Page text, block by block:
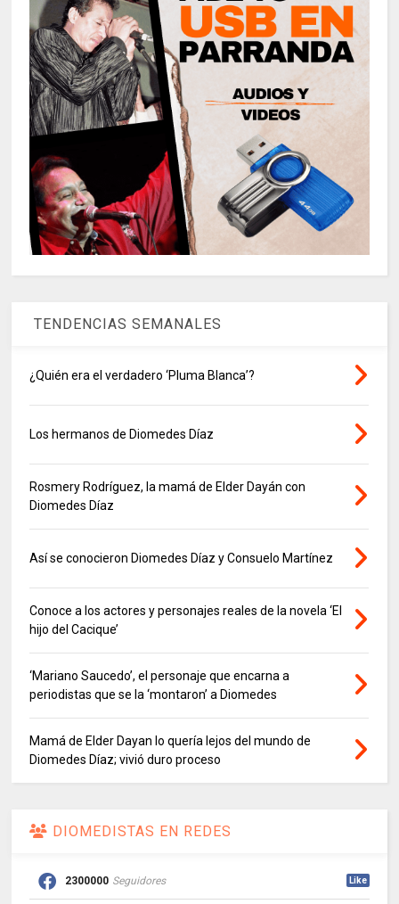
TENDENCIAS SEMANALES
¿Quién era el verdadero ‘Pluma Blanca’?
Los hermanos de Diomedes Díaz
Rosmery Rodríguez, la mamá de Elder Dayán con
Diomedes Díaz
Así se conocieron Diomedes Díaz y Consuelo Martínez
Conoce a los actores y personajes reales de la novela ‘El
hijo del Cacique’
‘Mariano Saucedo’, el personaje que encarna a
periodistas que se la ‘montaron’ a Diomedes
Mamá de Elder Dayan lo quería lejos del mundo de
Diomedes Díaz; vivió duro proceso
DIOMEDISTAS EN REDES
2300000 Seguidores Like